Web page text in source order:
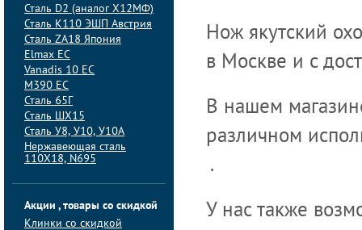
Сталь D2 (аналог Х12МФ)
Сталь K110 ЭШП Австрия
Сталь ZA18 Япония
Elmax ЕС
Vanadis 10 ЕС
M390 ЕС
Сталь 65Г
Сталь ШХ15
Сталь У8, У10, У10А
Нержавеющая сталь
110Х18, N695
Акции , товары со скидкой
Клинки со скидкой
Нож якутский
в Москве и с
В нашем
различном
.
У нас также